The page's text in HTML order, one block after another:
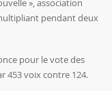
», association
pendant deux
pour le vote des
453 voix contre 124.